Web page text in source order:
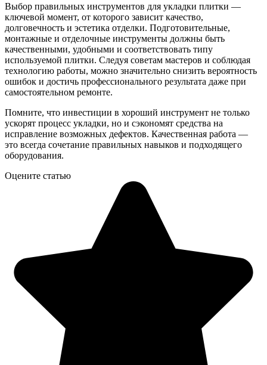
Выбор правильных инструментов для укладки плитки —
ключевой момент, от которого зависит качество,
долговечность и эстетика отделки. Подготовительные,
монтажные и отделочные инструменты должны быть
качественными, удобными и соответствовать типу
используемой плитки. Следуя советам мастеров и соблюдая
технологию работы, можно значительно снизить вероятность
ошибок и достичь профессионального результата даже при
самостоятельном ремонте.
Помните, что инвестиции в хороший инструмент не только
ускорят процесс укладки, но и сэкономят средства на
исправление возможных дефектов. Качественная работа —
это всегда сочетание правильных навыков и подходящего
оборудования.
Оцените статью